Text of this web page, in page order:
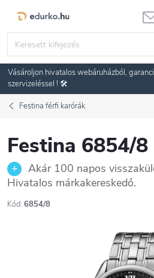
Vásároljon hivatalos webáruházból,
szervizeléssel ! 🛠️
Festina férfi karórák
Festina 6854/
Akár 100 napos
Hivatalos márkakereskedő.
Kód: 6854/8